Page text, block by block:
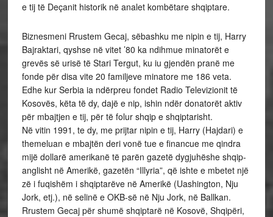
e tij të Deçanit historik në analet kombëtare shqiptare.
Biznesmeni Rrustem Gecaj, sëbashku me nipin e tij, Harry
Bajraktari, qyshse në vitet ’80 ka ndihmue minatorët e
grevës së urisë të Stari Tergut, ku iu gjendën pranë me
fonde për disa vite 20 familjeve minatore me 186 veta.
Edhe kur Serbia ia ndërpreu fondet Radio Televizionit të
Kosovës, këta të dy, dajë e nip, ishin ndër donatorët aktiv
për mbajtjen e tij, për të folur shqip e shqiptarisht.
Në vitin 1991, te dy, me prijtar nipin e tij, Harry (Hajdari) e
themeluan e mbajtën deri vonë tue e financue me qindra
mijë dollarë amerikanë të parën gazetë dygjuhëshe shqip-
anglisht në Amerikë, gazetën “Illyria”, që ishte e mbetet një
zë i fuqishëm i shqiptarëve në Amerikë (Uashington, Nju
Jork, etj.), në selinë e OKB-së në Nju Jork, në Ballkan.
Rrustem Gecaj për shumë shqiptarë në Kosovë, Shqipëri,